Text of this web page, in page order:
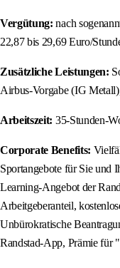
Vergütung: nach
22,87 bis 29,69 Euro/
Zusätzliche Leistungen:
Airbus-Vorgabe (IG
Arbeitszeit: 35-Stunden-
Corporate Benefits:
Sportangebote für Sie und
Learning-Angebot der
Arbeitgeberanteil,
Unbürokratische
Randstad-App, Prämie für